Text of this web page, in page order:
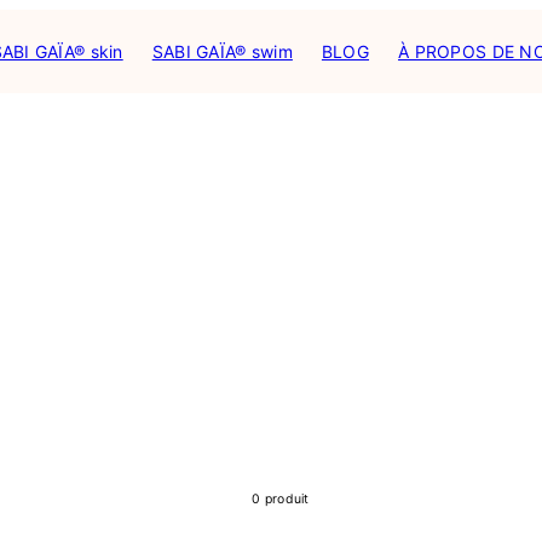
GAÏA® skin
SABI GAÏA® swim BLOG À PROPOS DE
0 produit